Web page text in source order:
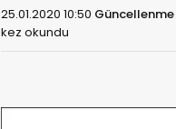
25.01.2020 10:50 Güncellenme
kez okundu